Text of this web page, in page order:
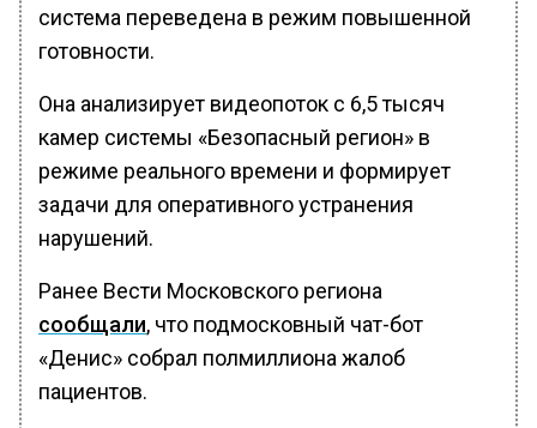
система переведена в режим повышенной
готовности.
Она анализирует видеопоток с 6,5 тысяч
камер системы «Безопасный регион» в
режиме реального времени и формирует
задачи для оперативного устранения
нарушений.
Ранее Вести Московского региона
сообщали, что подмосковный чат-бот
«Денис» собрал полмиллиона жалоб
пациентов.